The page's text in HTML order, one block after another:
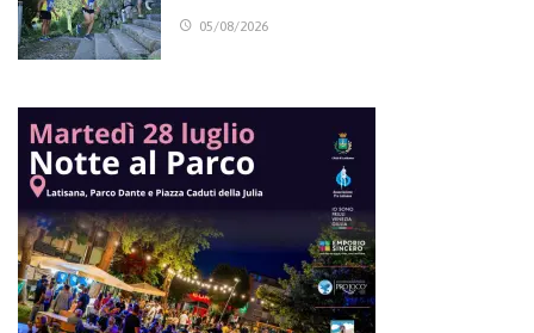
05/08/2026